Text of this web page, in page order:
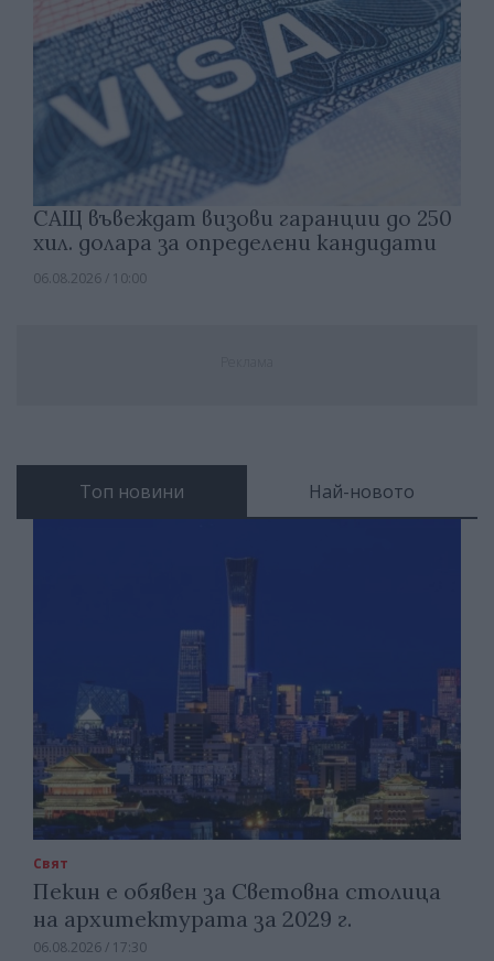
САЩ въвеждат визови гаранции до 250
хил. долара за определени кандидати
06.08.2026 / 10:00
Топ новини Най-новото
Свят
Пекин е обявен за Световна столица
на архитектурата за 2029 г.
06.08.2026 / 17:30